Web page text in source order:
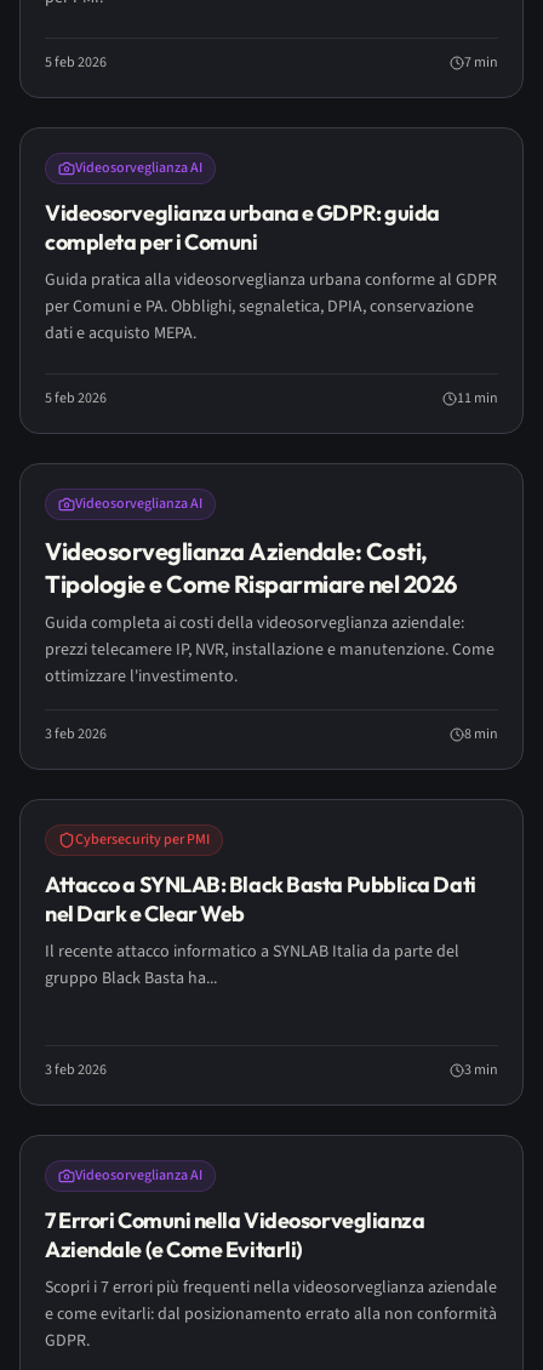
5 feb 2026 7min
Videosorveglianza AI
Videosorveglianza urbana e GDPR: guida
completa per i Comuni
Guida pratica alla videosorveglianza urbana conforme al GDPR
per Comuni e PA. Obblighi, segnaletica, DPIA, conservazione
dati e acquisto MEPA.
5 feb 2026 11min
LONG READ
Videosorveglianza AI
Videosorveglianza Aziendale: Costi,
Tipologie e Come Risparmiare nel 2026
Guida completa ai costi della videosorveglianza aziendale:
prezzi telecamere IP, NVR, installazione e manutenzione. Come
ottimizzare l'investimento.
3 feb 2026 8min
Cybersecurity per PMI
Attacco a SYNLAB: Black Basta Pubblica Dati
nel Dark e Clear Web
Il recente attacco informatico a SYNLAB Italia da parte del
gruppo Black Basta ha...
3 feb 2026 3min
Videosorveglianza AI
7 Errori Comuni nella Videosorveglianza
Aziendale (e Come Evitarli)
Scopri i 7 errori più frequenti nella videosorveglianza aziendale
e come evitarli: dal posizionamento errato alla non conformità
GDPR.